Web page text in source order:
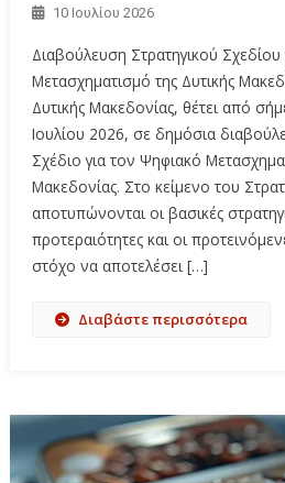
10 Ιουλίου 2026
Διαβούλευση Στρατηγικού
Μετασχηματισμό της Δυτικής
Δυτικής Μακεδονίας, θέτει από
Ιουλίου 2026, σε δημόσια
Σχέδιο για τον Ψηφιακό
Μακεδονίας. Στο κείμενο του
αποτυπώνονται οι βασικές
προτεραιότητες και οι
στόχο να αποτελέσει […]
Διαβάστε περισσότερα